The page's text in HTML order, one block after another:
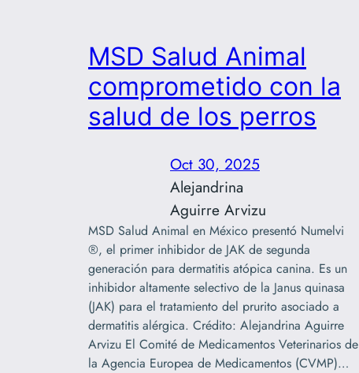
MSD Salud Animal
comprometido con la
salud de los perros
Oct 30, 2025
Alejandrina
Aguirre Arvizu
MSD Salud Animal en México presentó Numelvi
®, el primer inhibidor de JAK de segunda
generación para dermatitis atópica canina. Es un
inhibidor altamente selectivo de la Janus quinasa
(JAK) para el tratamiento del prurito asociado a
dermatitis alérgica. Crédito: Alejandrina Aguirre
Arvizu El Comité de Medicamentos Veterinarios de
la Agencia Europea de Medicamentos (CVMP)…